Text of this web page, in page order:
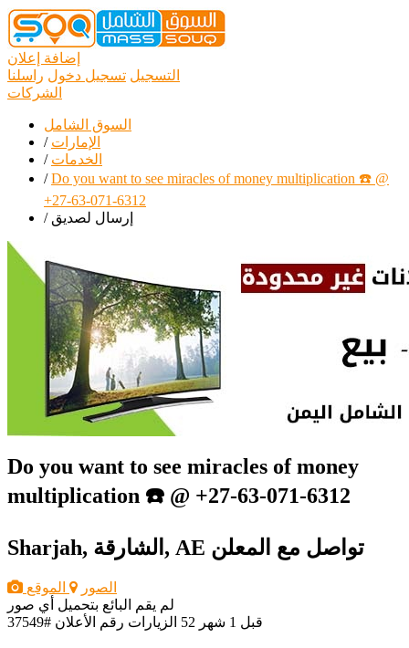
إضافة إعلان
التسجيل تسجيل دخول راسلنا
الشركات
السوق الشامل
/ الإمارات
/ الخدمات
/Do you want to see miracles of money multiplication ☎️ @
+27-63-071-6312
/ إرسال لصديق
Do you want to see miracles of money
multiplication ☎️ @ +27-63-071-6312
Sharjah, الشارقة, AE تواصل مع المعلن
الصور
الموقع
لم يقم البائع بتحميل أي صور
قبل 1 شهر
52 الزيارات رقم الأعلان #37549